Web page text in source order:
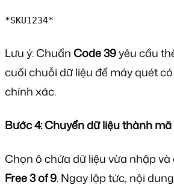
*SKU1234*
Lưu ý: ChuẩnCode 39yêu cầu
cuối chuỗi dữ liệu để máy quét
chính xác.
Bước 4: Chuyển dữ liệu thành
Chọn ô chứa dữ liệu vừa nhập
Free 3 of 9. Ngay lập tức, nội